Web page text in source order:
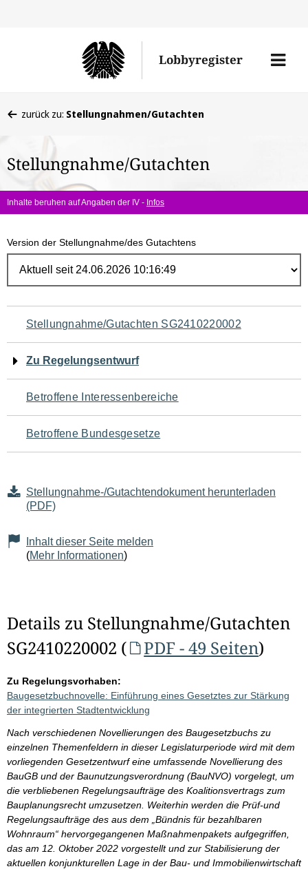
Lobbyregister
Menü
befinden
hier:
zurück zu: Stellungnahmen/Gutachten
Stellungnahme/Gutachten
Inhalte beruhen auf Angaben der IV - Infos
Version der Stellungnahme/des Gutachtens
Navigation
für
den
Seiteninhalt
Stellungnahme/Gutachten SG2410220002
Zu Regelungsentwurf
Betroffene Interessenbereiche
Betroffene Bundesgesetze
Stellungnahme-/Gutachtendokument herunterladen
(PDF)
Inhalt dieser Seite melden
(Mehr Informationen)
Details zu Stellungnahme/Gutachten
SG2410220002 (
PDF - 49 Seiten)
Zu Regelungsvorhaben:
Baugesetzbuchnovelle: Einführung eines Gesetztes zur Stärkung
der integrierten Stadtentwicklung
Nach verschiedenen Novellierungen des Baugesetzbuchs zu
einzelnen Themenfeldern in dieser Legislaturperiode wird mit dem
vorliegenden Gesetzentwurf eine umfassende Novellierung des
BauGB und der Baunutzungsverordnung (BauNVO) vorgelegt, um
die verbliebenen Regelungsaufträge des Koalitionsvertrags zum
Bauplanungsrecht umzusetzen. Weiterhin werden die Prüf-und
Regelungsaufträge des aus dem „Bündnis für bezahlbaren
Wohnraum“ hervorgegangenen Maßnahmenpakets aufgegriffen,
das am 12. Oktober 2022 vorgestellt und zur Stabilisierung der
aktuellen konjunkturellen Lage in der Bau- und Immobilienwirtschaft